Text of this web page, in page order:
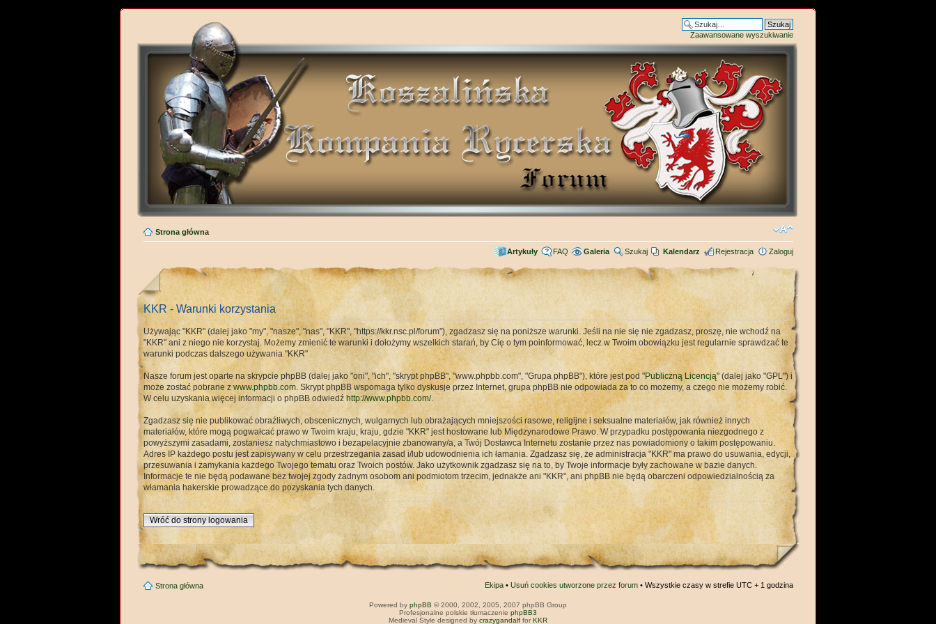
Zaawansowane wyszukiwanie
Strona główna
Artykuły FAQ Galeria Szukaj Kalendarz Rejestracja Zaloguj
KKR - Warunki korzystania
Używając "KKR" (dalej jako "my", "nasze", "nas", "KKR", "https://kkr.nsc.pl/forum"), zgadzasz się na poniższe warunki. Jeśli na nie się nie zgadzasz, proszę, nie wchodź na
"KKR" ani z niego nie korzystaj. Możemy zmienić te warunki i dołożymy wszelkich starań, by Cię o tym poinformować, lecz w Twoim obowiązku jest regularnie sprawdzać te
warunki podczas dalszego używania "KKR"
Nasze forum jest oparte na skrypcie phpBB (dalej jako "oni", "ich", "skrypt phpBB", "www.phpbb.com", "Grupa phpBB"), które jest pod "Publiczną Licencją" (dalej jako "GPL") i
może zostać pobrane zwww.phpbb.com. Skrypt phpBB wspomaga tylko dyskusje przez Internet, grupa phpBB nie odpowiada za to co możemy, a czego nie możemy robić.
W celu uzyskania więcej informacji o phpBB odwiedź http://www.phpbb.com/.
Zgadzasz się nie publikować obraźliwych, obscenicznych, wulgarnych lub obrażających mniejszości rasowe, religijne i seksualne materiałów, jak również innych
materiałów, które mogą pogwałcać prawo w Twoim kraju, kraju, gdzie "KKR" jest hostowane lub Międzynarodowe Prawo. W przypadku postępowania niezgodnego z
powyższymi zasadami, zostaniesz natychmiastowo i bezapelacyjnie zbanowany/a, a Twój Dostawca Internetu zostanie przez nas powiadomiony o takim postępowaniu.
Adres IP każdego postu jest zapisywany w celu przestrzegania zasad i/lub udowodnienia ich łamania. Zgadzasz się, że administracja "KKR" ma prawo do usuwania, edycji,
przesuwania i zamykania każdego Twojego tematu oraz Twoich postów. Jako użytkownik zgadzasz się na to, by Twoje informacje były zachowane w bazie danych.
Informacje te nie będą podawane bez twojej zgody żadnym osobom ani podmiotom trzecim, jednakże ani "KKR", ani phpBB nie będą obarczeni odpowiedzialnością za
włamania hakerskie prowadzące do pozyskania tych danych.
Wróć do strony logowania
Strona główna Ekipa• Usuń cookies utworzone przez forum• Wszystkie czasy w strefie UTC + 1 godzina
Powered by phpBB © 2000, 2002, 2005, 2007 phpBB Group
Profesjonalne polskie tłumaczenie phpBB3
Medieval Style designed by crazygandalf for KKR